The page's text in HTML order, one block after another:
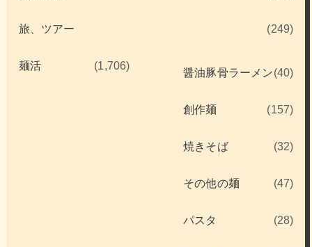
旅、ツアー (249)
麺活 (1,706)
醤油豚骨ラーメン(40)
創作麺 (157)
焼きそば (32)
その他の麺 (47)
パスタ (28)